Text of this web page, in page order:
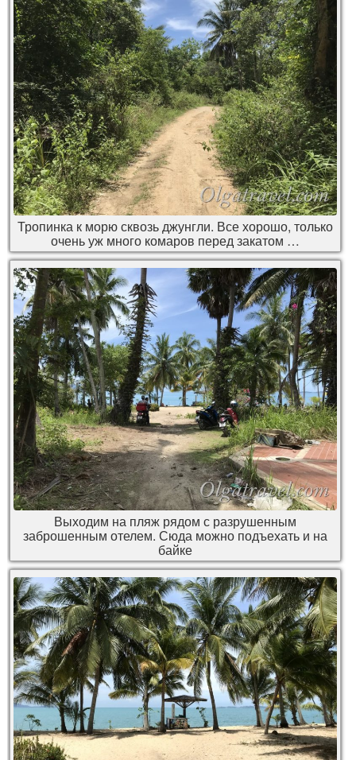
Тропинка к морю сквозь джунгли. Все хорошо, только
очень уж много комаров перед закатом …
Выходим на пляж рядом с разрушенным
заброшенным отелем. Сюда можно подъехать и на
байке